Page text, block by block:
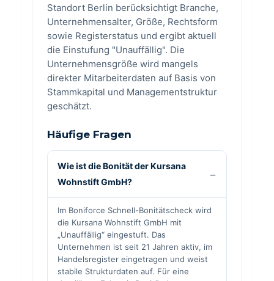
Standort Berlin berücksichtigt Branche,
Unternehmensalter, Größe, Rechtsform
sowie Registerstatus und ergibt aktuell
die Einstufung "Unauffällig". Die
Unternehmensgröße wird mangels
direkter Mitarbeiterdaten auf Basis von
Stammkapital und Managementstruktur
geschätzt.
Häufige Fragen
Wie ist die Bonität der Kursana
Wohnstift GmbH?
Im Boniforce Schnell-Bonitätscheck wird
die Kursana Wohnstift GmbH mit
„Unauffällig“ eingestuft. Das
Unternehmen ist seit 21 Jahren aktiv, im
Handelsregister eingetragen und weist
stabile Strukturdaten auf. Für eine